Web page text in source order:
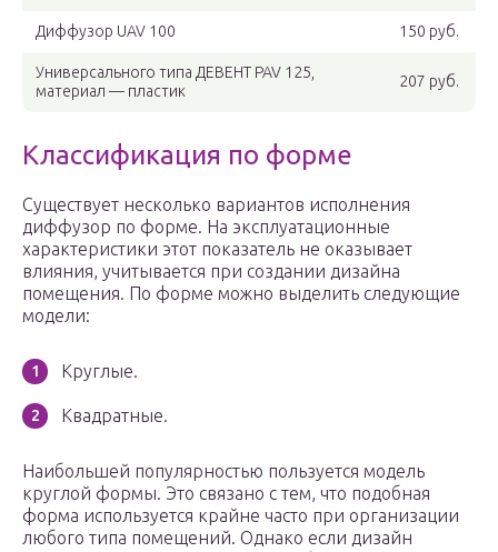
Диффузор UAV 100 150 руб.
Универсального типа ДЕВЕНТ PAV 125,
материал — пластик
207 руб.
Классификация по форме
Существует несколько вариантов исполнения
диффузор по форме. На эксплуатационные
характеристики этот показатель не оказывает
влияния, учитывается при создании дизайна
помещения. По форме можно выделить следующие
модели:
Круглые.
Квадратные.
Наибольшей популярностью пользуется модель
круглой формы. Это связано с тем, что подобная
форма используется крайне часто при организации
любого типа помещений. Однако если дизайн